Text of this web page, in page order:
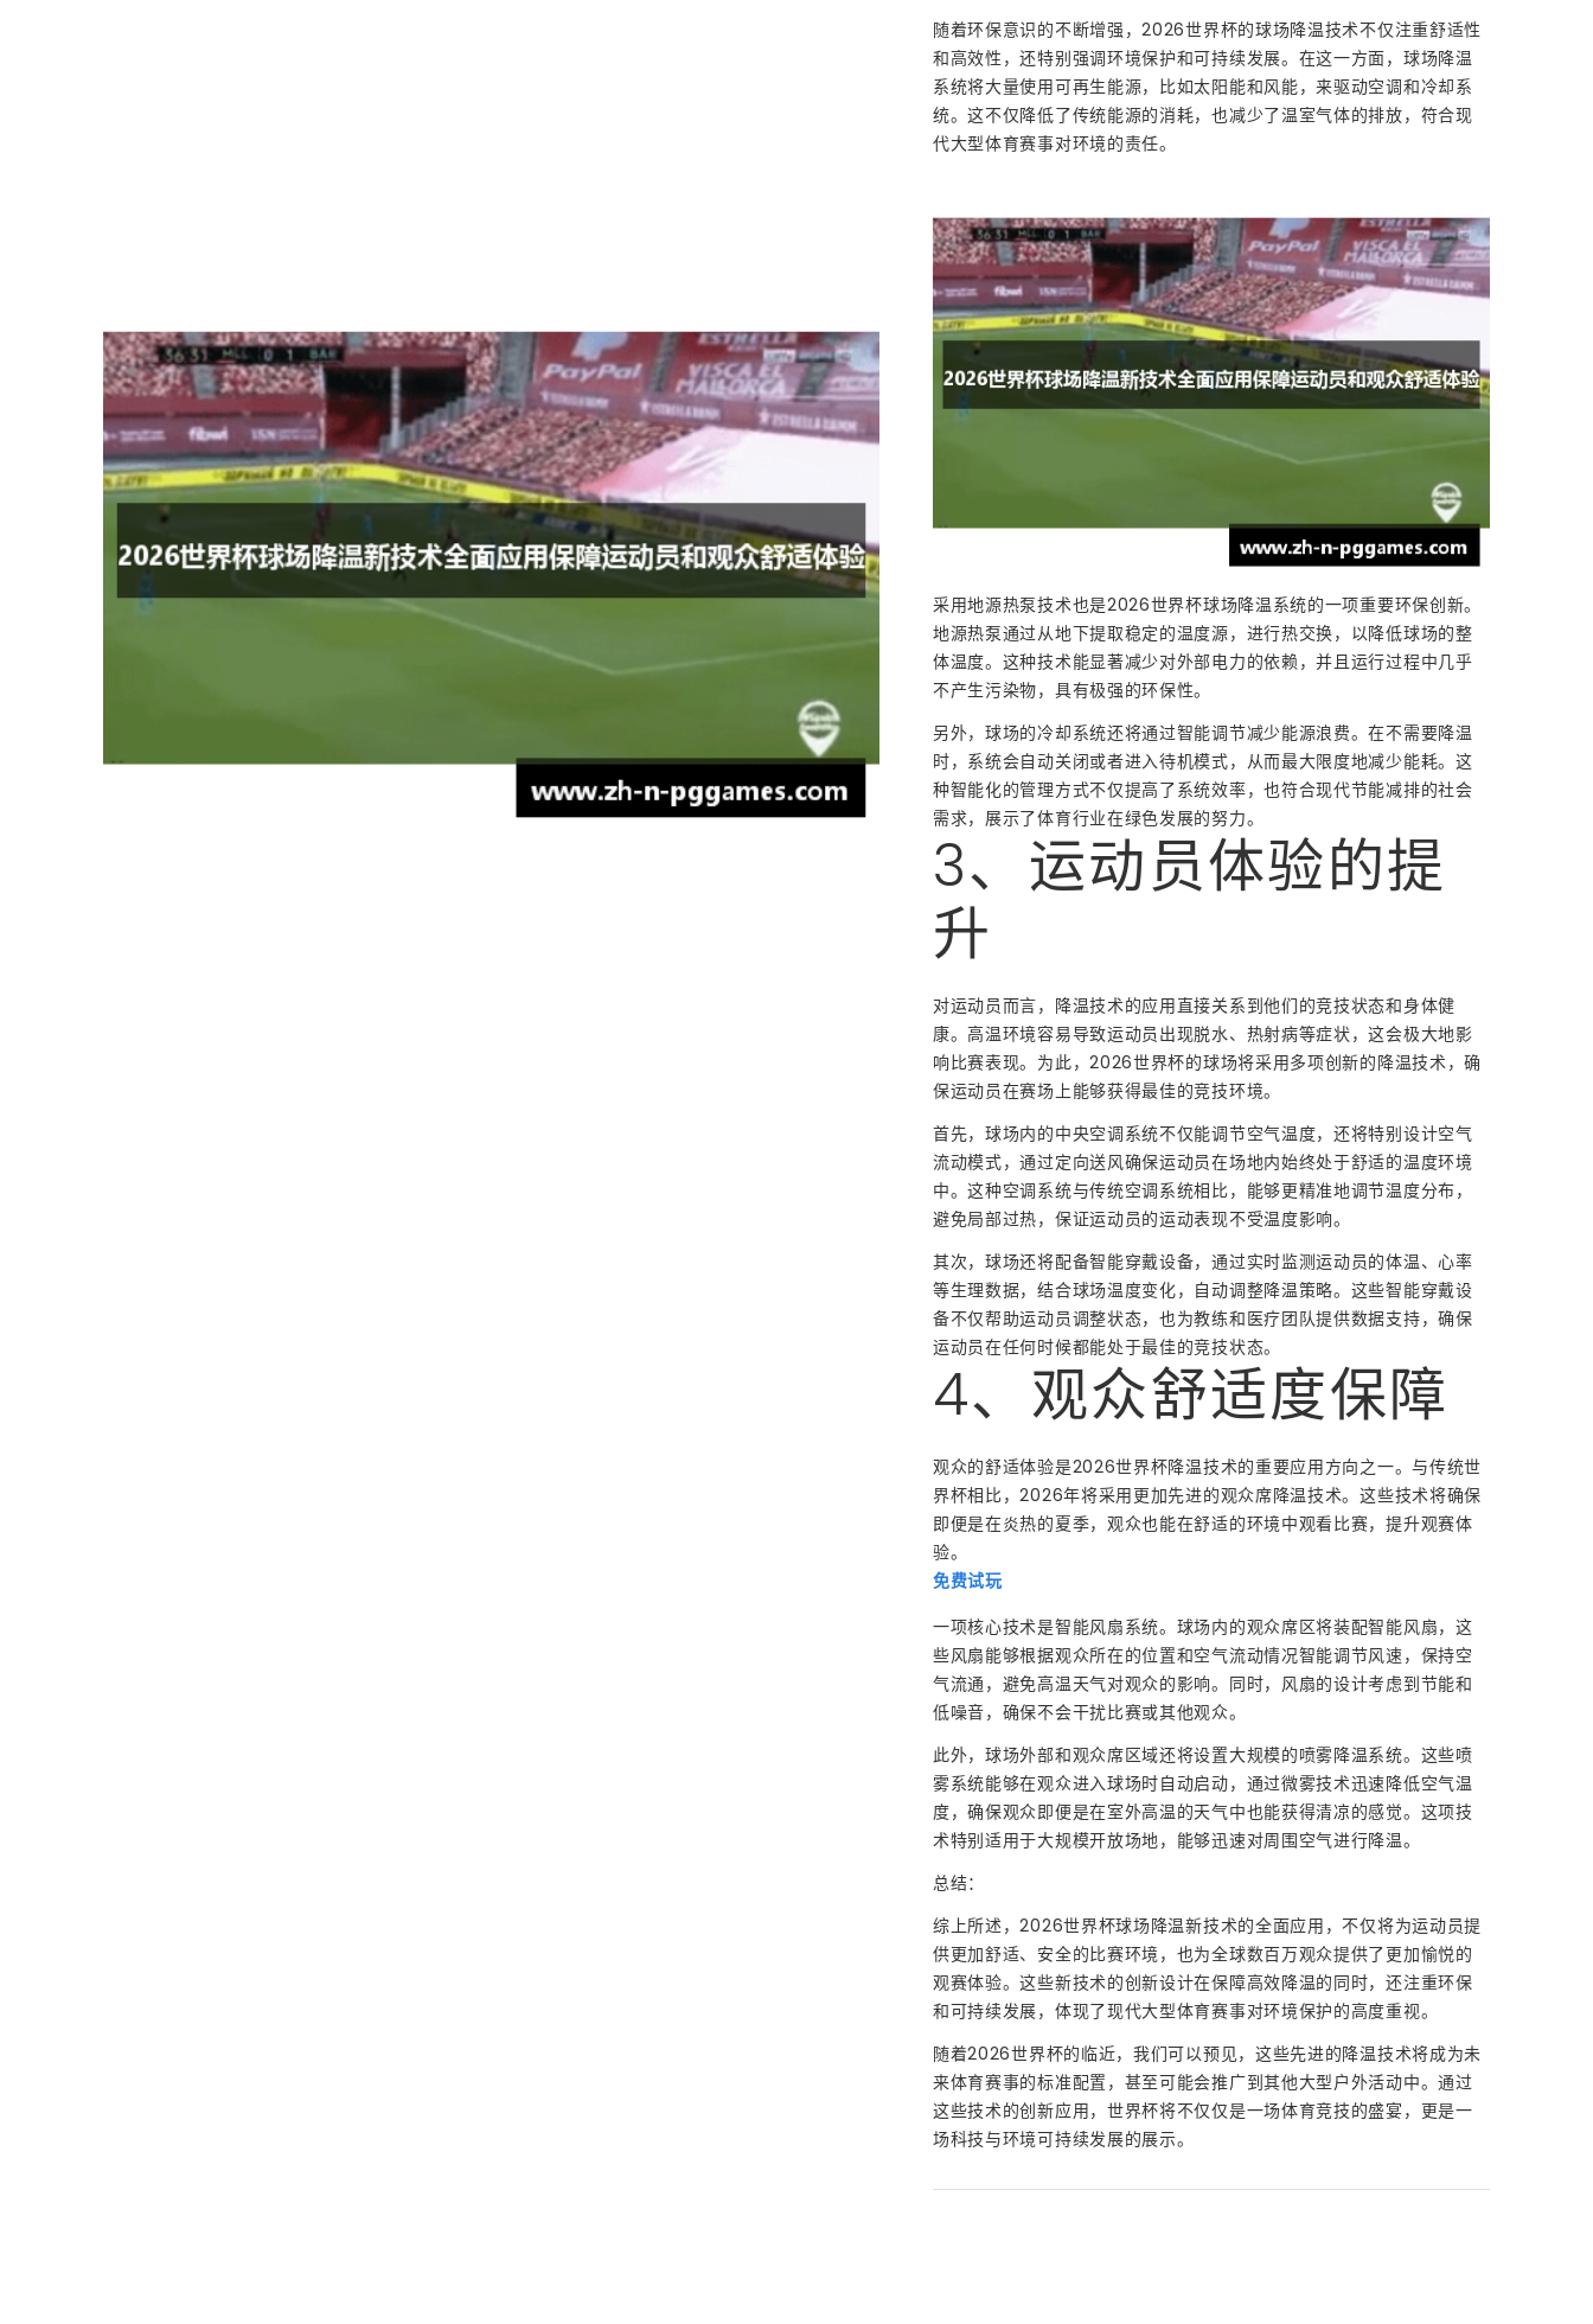
随着环保意识的不断增强，2026世界杯的球场降温技术不仅注重舒适性
和高效性，还特别强调环境保护和可持续发展。在这一方面，球场降温
系统将大量使用可再生能源，比如太阳能和风能，来驱动空调和冷却系
统。这不仅降低了传统能源的消耗，也减少了温室气体的排放，符合现
代大型体育赛事对环境的责任。
采用地源热泵技术也是2026世界杯球场降温系统的一项重要环保创新。
地源热泵通过从地下提取稳定的温度源，进行热交换，以降低球场的整
体温度。这种技术能显著减少对外部电力的依赖，并且运行过程中几乎
不产生污染物，具有极强的环保性。
另外，球场的冷却系统还将通过智能调节减少能源浪费。在不需要降温
时，系统会自动关闭或者进入待机模式，从而最大限度地减少能耗。这
种智能化的管理方式不仅提高了系统效率，也符合现代节能减排的社会
需求，展示了体育行业在绿色发展的努力。
3、运动员体验的提
升
对运动员而言，降温技术的应用直接关系到他们的竞技状态和身体健
康。高温环境容易导致运动员出现脱水、热射病等症状，这会极大地影
响比赛表现。为此，2026世界杯的球场将采用多项创新的降温技术，确
保运动员在赛场上能够获得最佳的竞技环境。
首先，球场内的中央空调系统不仅能调节空气温度，还将特别设计空气
流动模式，通过定向送风确保运动员在场地内始终处于舒适的温度环境
中。这种空调系统与传统空调系统相比，能够更精准地调节温度分布，
避免局部过热，保证运动员的运动表现不受温度影响。
其次，球场还将配备智能穿戴设备，通过实时监测运动员的体温、心率
等生理数据，结合球场温度变化，自动调整降温策略。这些智能穿戴设
备不仅帮助运动员调整状态，也为教练和医疗团队提供数据支持，确保
运动员在任何时候都能处于最佳的竞技状态。
4、观众舒适度保障
观众的舒适体验是2026世界杯降温技术的重要应用方向之一。与传统世
界杯相比，2026年将采用更加先进的观众席降温技术。这些技术将确保
即便是在炎热的夏季，观众也能在舒适的环境中观看比赛，提升观赛体
验。
免费试玩
一项核心技术是智能风扇系统。球场内的观众席区将装配智能风扇，这
些风扇能够根据观众所在的位置和空气流动情况智能调节风速，保持空
气流通，避免高温天气对观众的影响。同时，风扇的设计考虑到节能和
低噪音，确保不会干扰比赛或其他观众。
此外，球场外部和观众席区域还将设置大规模的喷雾降温系统。这些喷
雾系统能够在观众进入球场时自动启动，通过微雾技术迅速降低空气温
度，确保观众即便是在室外高温的天气中也能获得清凉的感觉。这项技
术特别适用于大规模开放场地，能够迅速对周围空气进行降温。
总结：
综上所述，2026世界杯球场降温新技术的全面应用，不仅将为运动员提
供更加舒适、安全的比赛环境，也为全球数百万观众提供了更加愉悦的
观赛体验。这些新技术的创新设计在保障高效降温的同时，还注重环保
和可持续发展，体现了现代大型体育赛事对环境保护的高度重视。
随着2026世界杯的临近，我们可以预见，这些先进的降温技术将成为未
来体育赛事的标准配置，甚至可能会推广到其他大型户外活动中。通过
这些技术的创新应用，世界杯将不仅仅是一场体育竞技的盛宴，更是一
场科技与环境可持续发展的展示。